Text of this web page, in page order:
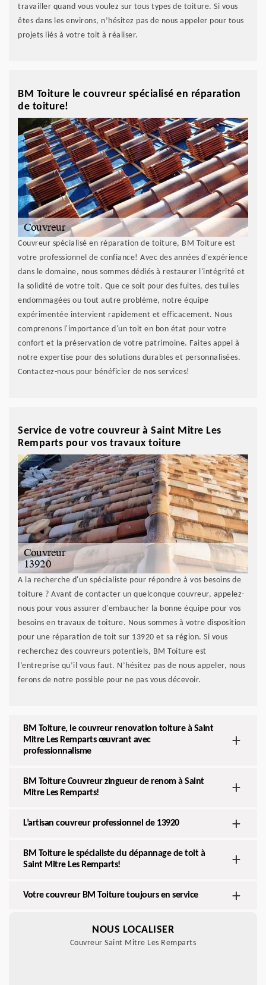
travailler quand vous voulez sur tous types de toiture. Si vous
êtes dans les environs, n’hésitez pas de nous appeler pour tous
projets liés à votre toit à réaliser.
BM Toiture le couvreur spécialisé en réparation
de toiture!
Couvreur spécialisé en réparation de toiture, BM Toiture est
votre professionnel de confiance! Avec des années d'expérience
dans le domaine, nous sommes dédiés à restaurer l'intégrité et
la solidité de votre toit. Que ce soit pour des fuites, des tuiles
endommagées ou tout autre problème, notre équipe
expérimentée intervient rapidement et efficacement. Nous
comprenons l'importance d'un toit en bon état pour votre
confort et la préservation de votre patrimoine. Faites appel à
notre expertise pour des solutions durables et personnalisées.
Contactez-nous pour bénéficier de nos services!
Service de votre couvreur à Saint Mitre Les
Remparts pour vos travaux toiture
A la recherche d'un spécialiste pour répondre à vos besoins de
toiture ? Avant de contacter un quelconque couvreur, appelez-
nous pour vous assurer d'embaucher la bonne équipe pour vos
besoins en travaux de toiture. Nous sommes à votre disposition
pour une réparation de toit sur 13920 et sa région. Si vous
recherchez des couvreurs potentiels, BM Toiture est
l’entreprise qu’il vous faut. N’hésitez pas de nous appeler, nous
ferons de notre possible pour ne pas vous décevoir.
BM Toiture, le couvreur renovation toiture à Saint
Mitre Les Remparts œuvrant avec
professionnalisme
BM Toiture Couvreur zingueur de renom à Saint
Mitre Les Remparts!
L’artisan couvreur professionnel de 13920
BM Toiture le spécialiste du dépannage de toit à
Saint Mitre Les Remparts!
Votre couvreur BM Toiture toujours en service
NOUS LOCALISER
Couvreur Saint Mitre Les Remparts